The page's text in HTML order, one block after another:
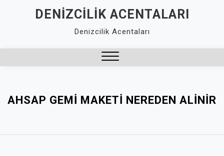
DENIZCILIK ACENTALARI
Denizcilik Acentaları
AHSAP GEMI MAKETI NEREDEN ALINIR